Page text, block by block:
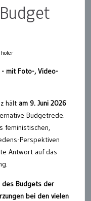
mit Foto-, Video-
hält am 9. Juni 2026
Budgetrede.
feministischen,
Perspektiven
Antwort auf das
des Budgets der
bei den vielen